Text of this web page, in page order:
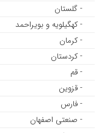
- گلستان
- کهگیلویه و بویراحمد
- کرمان
- کردستان
- قم
- قزوین
- فارس
- صنعتی اصفهان